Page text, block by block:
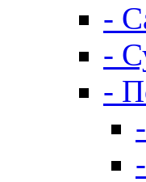
-
-
-